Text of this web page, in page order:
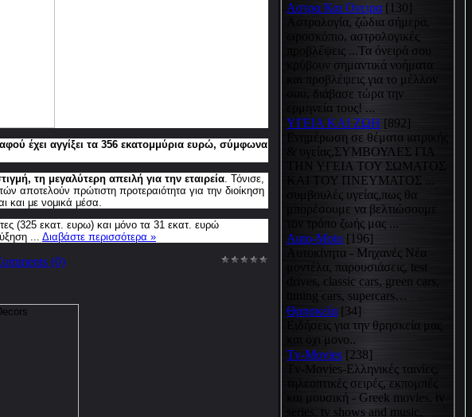
αφού έχει αγγίξει τα 356 εκατομμύρια ευρώ, σύμφωνα
τη μεγαλύτερη απειλή για την εταιρεία. Τόνισε,
αποτελούν πρώτιστη προτεραιότητα για την διοίκηση
και με νομικά μέσα.
(325 εκατ. ευρω) και μόνο τα 31 εκατ. ευρώ
... Διαβάστε περισσότερα »
(0)
Αστρα Και Ονειρα [130]
Αστρολογία, ζώδια σήμερα,
ωροσκόπιο, αστρολογικές
προβλέψεις ...Τα όνειρά σου
κρύβουν σημαντικά νοήματα
και προβλέψεις για το μέλλον
σου, διάβασε τώρα την
ερμηνεία τους! ...
ΥΓΕΙΑ ΚΑΙ ΖΩΗ [892]
Eνημέρωση σε θέματα ιατρικής
& υγείας,ΣΥΜΒΟΥΛΕΣ ΓΙΑ
ΤΗΝ ΥΓΕΙΑ ΤΟΥ ΣΩΜΑΤΟΣ
ΚΑΙ ΤΟΥ ΠΝΕΥΜΑΤΟΣ ...
συμβουλές υγείας,πως θα
μπορέσουμε να βελτιώσουμε
τον τρόπο ζωής μας ...
Auto-Moto [196]
Αυτοκίνητα - Μηχανές Νέα
μοντέλα, παρουσιάσεις, test
drives, classic cars, green cars,
tuning cars, supercars…
Θρησκεία [34]
Ειδήσεις για την θρησκεία μας
και οχι μονο..
Tv-Movies [238]
Tv-Movies-Ελληνικές ταινίες,
τηλεοπτικές σειρές, εκπομπές
και μουσική - Greek movies, tv
series, tv shows and music,